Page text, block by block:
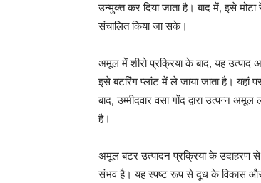
उन्मुक्त कर दिया जाता है। बाद में, इसे
संचालित किया जा सके।
अमूल में शीरो प्रक्रिया के बाद, यह
इसे बटरिंग प्लांट में ले जाया जाता है। यहां
बाद, उम्मीदवार वसा गोंद द्वारा उत्पन्न
है।
अमूल बटर उत्पादन प्रक्रिया के उदाहरण
संभव है। यह स्पष्ट रूप से दूध के विकास और